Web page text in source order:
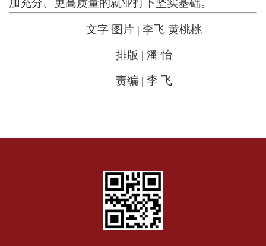
加充分、更高质量的就业打下坚实基础。
文字 图片 | 李飞 黄桃桃
排版 | 潘 怡
责编 | 李 飞